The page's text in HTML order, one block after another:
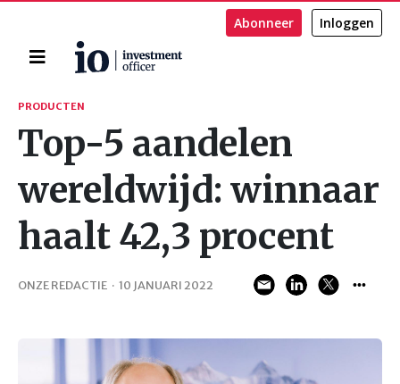
Home
Abonneer Inloggen
Zoeken
PRODUCTEN
Top-5 aandelen
wereldwijd: winnaar
haalt 42,3 procent
ONZE REDACTIE · 10 JANUARI 2022